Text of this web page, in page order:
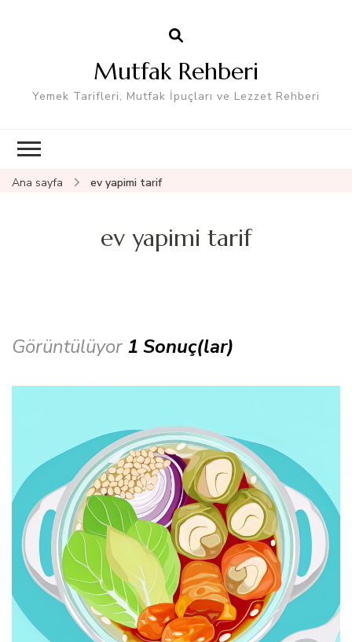
Mutfak Rehberi
Yemek Tarifleri, Mutfak İpuçları ve Lezzet Rehberi
Ana sayfa ev yapimi tarif
ev yapimi tarif
Görüntülüyor 1 Sonuç(lar)